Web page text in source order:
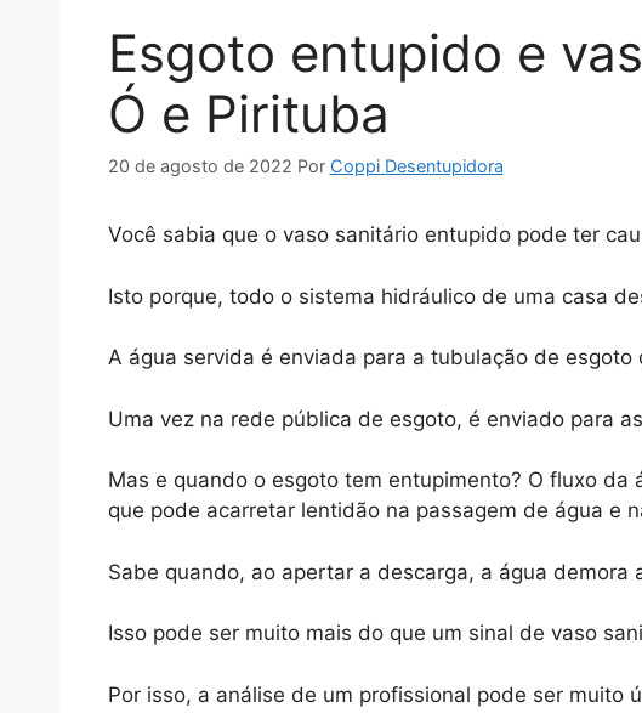
Esgoto entupido e
Ó e Pirituba
20 de agosto de 2022 Por Coppi Desentupidora
Você sabia que o vaso sanitário entupido pode ter
Isto porque, todo o sistema hidráulico de uma casa
A água servida é enviada para a tubulação de
Uma vez na rede pública de esgoto, é enviado para
Mas e quando o esgoto tem entupimento? O fluxo
que pode acarretar lentidão na passagem de água e
Sabe quando, ao apertar a descarga, a água demora
Isso pode ser muito mais do que um sinal de vaso
Por isso, a análise de um profissional pode ser muito